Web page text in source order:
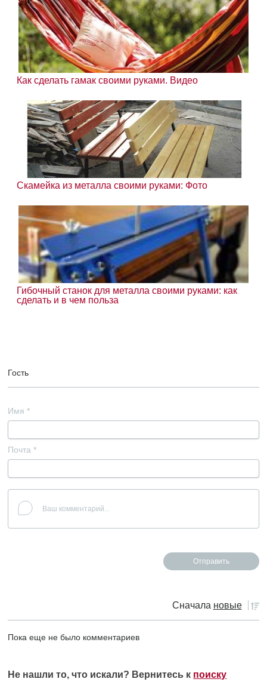
Как сделать гамак своими руками. Видео
Скамейка из металла своими руками: Фото
Гибочный станок для металла своими руками: как
сделать и в чем польза
Гость
Имя *
Почта *
Сначала новые
Пока еще не было комментариев
Не нашли то, что искали? Вернитесь к поиску